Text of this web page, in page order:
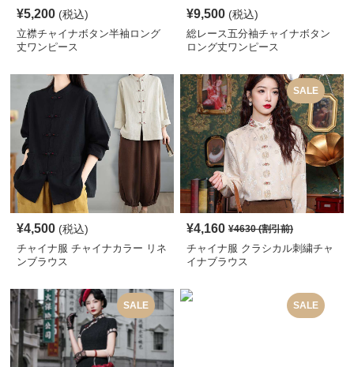
¥5,200 (税込)
立襟チャイナボタン半袖ロング
丈ワンピース
¥9,500 (税込)
総レース五分袖チャイナボタン
ロング丈ワンピース
¥4,500 (税込)
チャイナ服 チャイナカラー リネ
ンブラウス
SALE
¥4,160 ¥4630(割引前)
チャイナ服 クラシカル刺繍チャ
イナブラウス
SALE SALE